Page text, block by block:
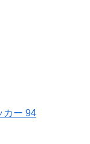
カー 94